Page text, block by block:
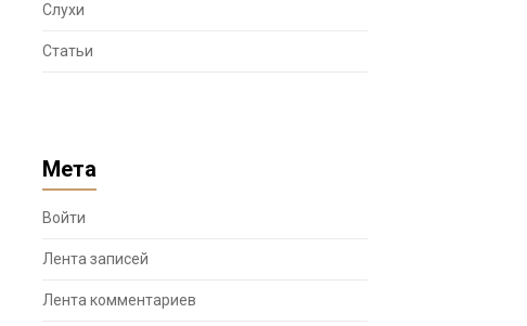
Слухи
Статьи
Мета
Войти
Лента записей
Лента комментариев